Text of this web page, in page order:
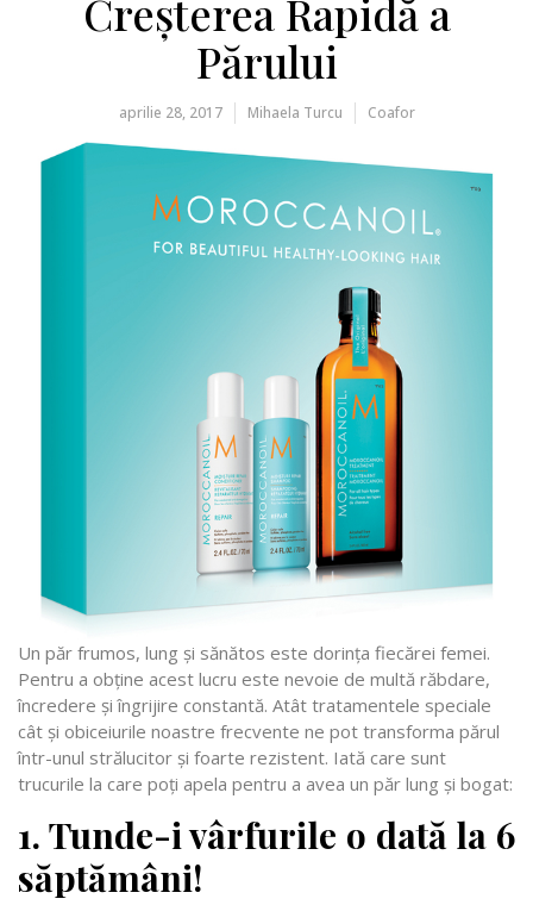
Creșterea Rapidă a
Părului
aprilie 28, 2017 Mihaela Turcu Coafor
Un păr frumos, lung și sănătos este dorința fiecărei femei.
Pentru a obține acest lucru este nevoie de multă răbdare,
încredere și îngrijire constantă. Atât tratamentele speciale
cât și obiceiurile noastre frecvente ne pot transforma părul
într-unul strălucitor și foarte rezistent. Iată care sunt
trucurile la care poți apela pentru a avea un păr lung și bogat:
1. Tunde-i vârfurile o dată la 6
săptămâni!